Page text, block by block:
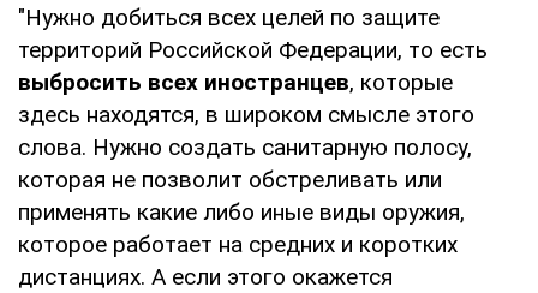
"Нужно добиться всех целей по защите
территорий Российской Федерации, то есть
выбросить всех иностранцев, которые
здесь находятся, в широком смысле этого
слова. Нужно создать санитарную полосу,
которая не позволит обстреливать или
применять какие либо иные виды оружия,
которое работает на средних и коротких
дистанциях. А если этого окажется